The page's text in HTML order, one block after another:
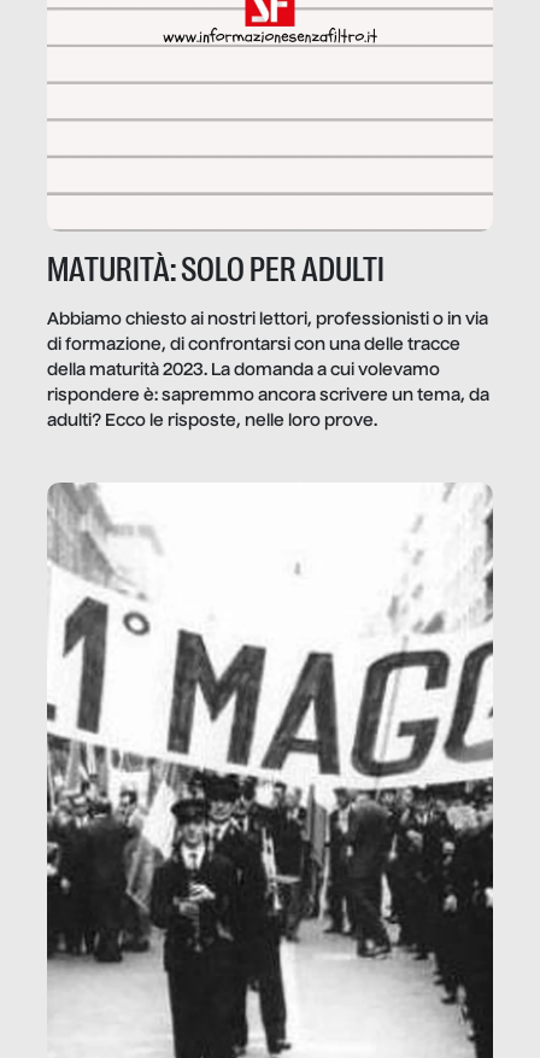
MATURITÀ: SOLO PER ADULTI
Abbiamo chiesto ai nostri lettori, professionisti o in via
di formazione, di confrontarsi con una delle tracce
della maturità 2023. La domanda a cui volevamo
rispondere è: sapremmo ancora scrivere un tema, da
adulti? Ecco le risposte, nelle loro prove.